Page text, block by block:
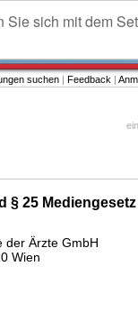
sich mit dem
suchen | Feedback |
§ 25 Mediengesetz
der Ärzte GmbH
Wien